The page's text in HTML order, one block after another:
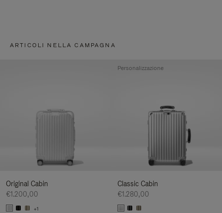
ARTICOLI NELLA CAMPAGNA
Original Cabin
€1.200,00
+1
Classic Cabin
€1.280,00
Personalizzazione